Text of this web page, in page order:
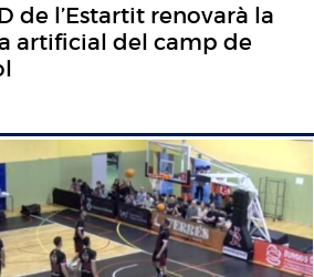
de l’Estartit renovarà la
artificial del camp de